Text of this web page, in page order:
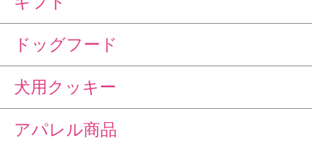
ドッグフード
犬用クッキー
アパレル商品